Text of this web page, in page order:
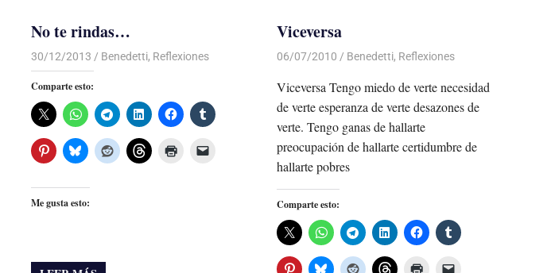
No te rindas…
30/12/2013 Luis Castellanos
Benedetti, Reflexiones
Comparte esto:
Me gusta esto:
Viceversa
06/07/2010 Luis Castellanos
Benedetti, Reflexiones
Viceversa Tengo miedo de verte necesidad
de verte esperanza de verte desazones de
verte. Tengo ganas de hallarte
preocupación de hallarte certidumbre de
hallarte pobres
Comparte esto: